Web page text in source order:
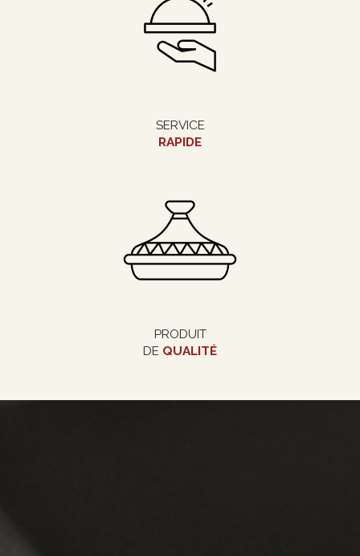
SERVICE
RAPIDE
PRODUIT
DE QUALITÉ